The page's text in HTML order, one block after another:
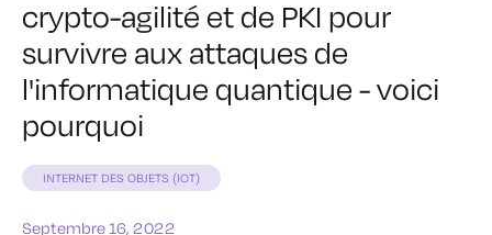
crypto-agilité et de PKI pour
survivre aux attaques de
l'informatique quantique - voici
pourquoi
INTERNET DES OBJETS (IOT)
Septembre 16, 2022